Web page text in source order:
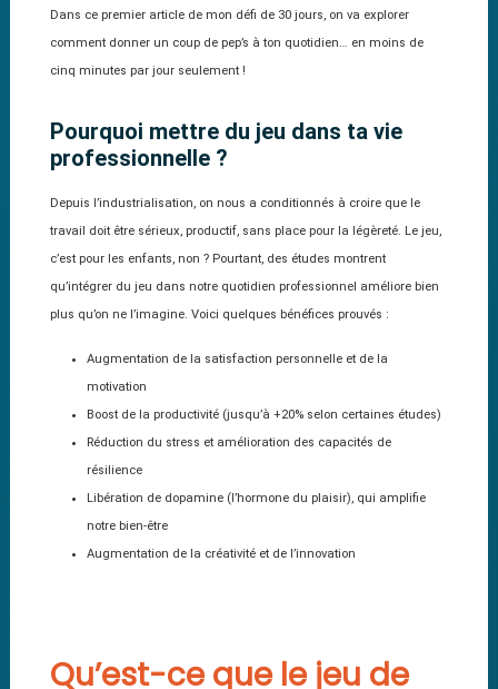
Dans ce premier article de mon défi de 30 jours, on va explorer
comment donner un coup de pep’s à ton quotidien… en moins de
cinq minutes par jour seulement !
Pourquoi mettre du jeu dans ta vie
professionnelle ?
Depuis l’industrialisation, on nous a conditionnés à croire que le
travail doit être sérieux, productif, sans place pour la légèreté. Le jeu,
c’est pour les enfants, non ? Pourtant, des études montrent
qu’intégrer du jeu dans notre quotidien professionnel améliore bien
plus qu’on ne l’imagine. Voici quelques bénéfices prouvés :
Augmentation de la satisfaction personnelle et de la
motivation
Boost de la productivité (jusqu’à +20% selon certaines études)
Réduction du stress et amélioration des capacités de
résilience
Libération de dopamine (l’hormone du plaisir), qui amplifie
notre bien-être
Augmentation de la créativité et de l’innovation
Qu’est-ce que le jeu de